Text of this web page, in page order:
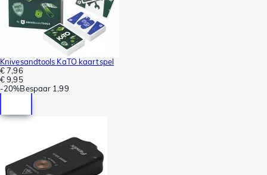
Knivesandtools KaTO kaartspel
€ 7,96
€ 9,95
-20%Bespaar 1,99